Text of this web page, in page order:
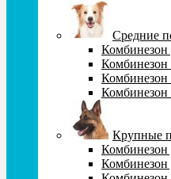
Средние
Комбинезон
Комбинезон
Комбинезон
Комбинезон
Крупные
Комбинезон
Комбинезон